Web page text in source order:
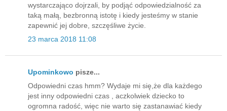
wystarczająco dojrzali, by podjąć odpowiedzialność za
taką małą, bezbronną istotę i kiedy jesteśmy w stanie
zapewnić jej dobre, szczęśliwe życie.
23 marca 2018 11:08
Upominkowo pisze...
Odpowiedni czas hmm? Wydaje mi się,że dla każdego
jest inny odpowiedni czas , aczkolwiek dziecko to
ogromna radość, więc nie warto się zastanawiać kiedy